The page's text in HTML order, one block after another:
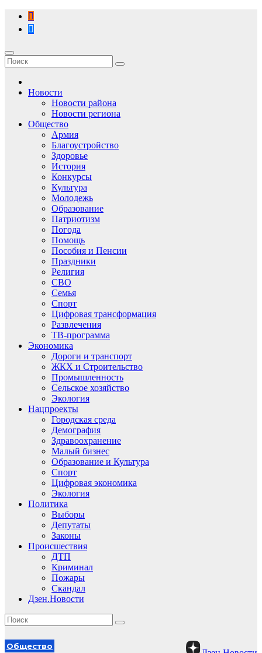
Перейти
содержимому
Новости
Новости района
Новости региона
Общество
Армия
Благоустройство
Здоровье
История
Конкурсы
Культура
Молодежь
Образование
Патриотизм
Погода
Помощь
Пособия и Пенсии
Праздники
Религия
СВО
Семья
Спорт
Цифровая трансформация
Развлечения
ТВ-программа
Экономика
Дороги и транспорт
ЖКХ и Строительство
Промышленность
Сельское хозяйство
Экология
Нацпроекты
Городская среда
Демография
Здравоохранение
Малый бизнес
Образование и Культура
Спорт
Цифровая экономика
Экология
Политика
Выборы
Депутаты
Законы
Происшествия
ДТП
Криминал
Пожары
Скандал
Дзен.Новости
Общество